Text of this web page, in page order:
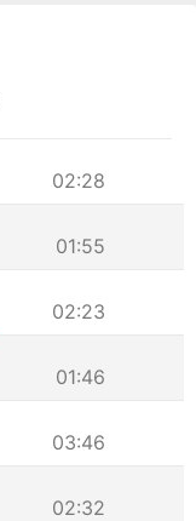
02:28
01:55
02:23
01:46
03:46
02:32